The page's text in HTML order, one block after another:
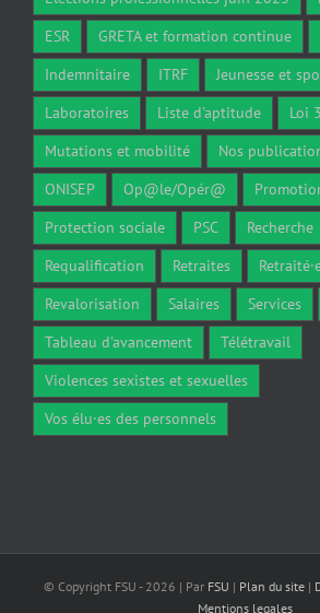
ESR
GRETA et formation continue
Indemnitaire
ITRF
Jeunesse et
Laboratoires
Liste d'aptitude
Loi
Mutations et mobilité
Nos
ONISEP
Op@le/Opér@
Protection sociale
PSC Recherche
Requalification
Retraites
Revalorisation
Salaires Services
Tableau d'avancement
Télétravail
Violences sexistes et sexuelles
Vos élu·es des personnels
© Copyright FSU - 2026 | Par FSU | Plan du site |
Mentions legales